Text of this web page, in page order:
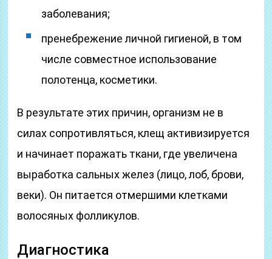
заболевания;
пренебрежение личной гигиеной, в том
числе совместное использование
полотенца, косметики.
В результате этих причин, организм не в
силах сопротивляться, клещ активизируется
и начинает поражать ткани, где увеличена
выработка сальных желез (лицо, лоб, брови,
веки). Он питается отмершими клетками
волосяных фолликулов.
Диагностика